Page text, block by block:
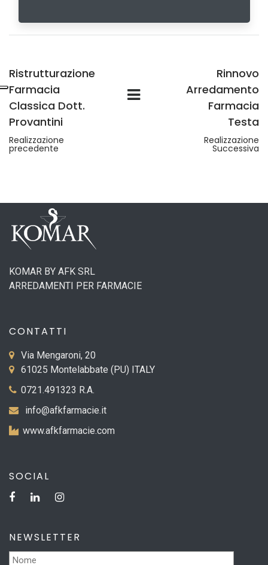
Ristrutturazione
Farmacia
Classica Dott.
Provantini
Realizzazione
precedente
Rinnovo
Arredamento
Farmacia
Testa
Realizzazione
Successiva
KOMAR BY AFK SRL
ARREDAMENTI PER FARMACIE
CONTATTI
Via Mengaroni, 20
61025 Montelabbate (PU) ITALY
0721.491323 R.A.
info@afkfarmacie.it
www.afkfarmacie.com
SOCIAL
NEWSLETTER